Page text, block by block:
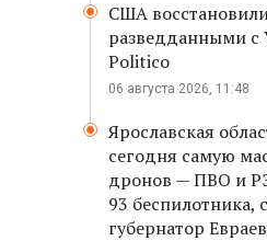
США
разведданными с
Politico
06 августа 2026, 11:48
Ярославская
сегодня самую
дронов — ПВО и
93 беспилотника,
губернатор Евраев